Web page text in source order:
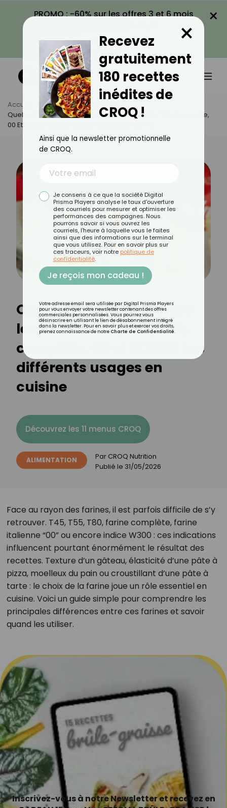
PROMO : -60% sur les offres 3 et 6 mois
VOIR LA PROMO
×
Accueil Actus
Alimentation
Quelles Différences Entre Les Farines T45, T55, T80, Complète,
00 Et W300 ? Les Différents Usages En Cuisine
Quelles différences entre
les farines T45, T55, T80,
complète, 00 et W300 ? Les
différents usages en
cuisine
Découvrez les 11 menus CROQ
ALIMENTATION Par CROQ Nutrition
Publié le 31/05/2026
Face au rayon des farines, il est parfois difficile de s’y
retrouver. T45, T55, T80, farine complète, farine
italienne “00” ou encore indice W300 : ces indications
influencent pourtant énormément le résultat des
recettes. Texture d’un gâteau, élasticité d’une pâte à
pizza, moelleux du pain ou croustillant d’une pâte à
tarte : le choix de la farine joue un rôle essentiel en
cuisine. Voici un guide simple pour comprendre les
principales différences entre ces farines et savoir
quand les utiliser.
Inscrivez-vous à notre Newsletter et recevez en
Recevez
gratuitement
180 recettes
inédites de
CROQ !
×
Ainsi que la newsletter promotionnelle
de CROQ.
Je consens à ce que la société Digital
Prisma Players analyse le taux d'ouverture
des courriels pour mesurer et optimiser les
performances des campagnes. Nous
pourrons savoir si vous ouvrez les
courriels, l'heure à laquelle vous le faites
ainsi que des informations sur le terminal
que vous utilisez. Pour en savoir plus sur
ces traceurs, voir notre politique de
confidentialité.
Je reçois mon cadeau !
Votre adresse email sera utilisée par Digital Prisma Players
pour vous envoyer votre newsletter contenant des offres
commerciales personnalisées. Vous pourrez vous
désinscrire en utilisant le lien de désabonnement intégré
dans la newsletter. Pour en savoir plus et exercer vos droits,
prenez connaissance de notre Charte de Confidentialité.